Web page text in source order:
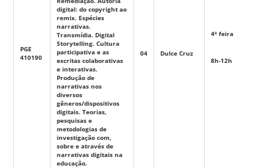
PGE
410190
digital: do copyright ao
remix. Espécies
narrativas.
Transmídia. Digital
Storytelling. Cultura
participativa e as
escritas colaborativas
e interativas.
Produção de
narrativas nos
diversos
gêneros/dispositivos
digitais. Teorias,
pesquisas e
metodologias de
investigação com,
sobre e através de
narrativas digitais na
educação.
04 Dulce Cruz
4ª feira
8h-12h